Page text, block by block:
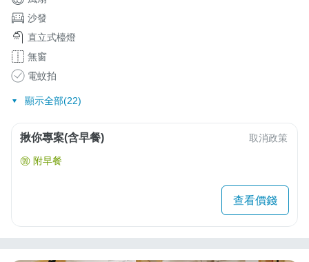
沙發
直立式檯燈
無窗
電蚊拍
顯示全部(22)
揪你專案(含早餐) 取消政策
附早餐
查看價錢